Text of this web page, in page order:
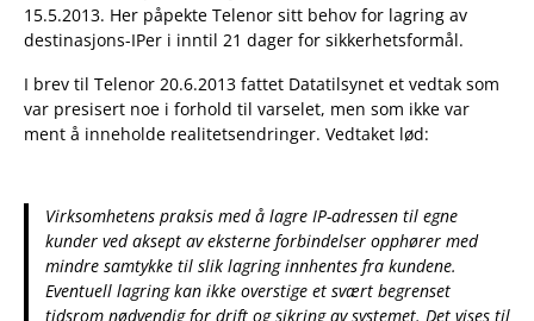
15.5.2013. Her påpekte Telenor sitt behov for lagring av
destinasjons-IPer i inntil 21 dager for sikkerhetsformål.
I brev til Telenor 20.6.2013 fattet Datatilsynet et vedtak som
var presisert noe i forhold til varselet, men som ikke var
ment å inneholde realitetsendringer. Vedtaket lød:
Virksomhetens praksis med å lagre IP-adressen til egne
kunder ved aksept av eksterne forbindelser opphører med
mindre samtykke til slik lagring innhentes fra kundene.
Eventuell lagring kan ikke overstige et svært begrenset
tidsrom nødvendig for drift og sikring av systemet. Det vises til